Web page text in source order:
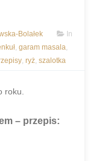
Bolałek
In
, garam masala,
, ryż, szalotka
roku.
– przepis: